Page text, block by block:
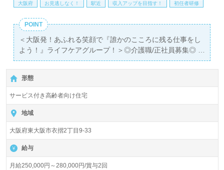
大阪府 お見逃しなく！ 駅近 収入アップを目指す！ 初任者研修
POINT
＜大阪発！あふれる笑顔で『誰かのこころに残る仕事をし
よう！』ライフケアグループ！＞◎介護職/正社員募集◎
【月給250,000円～280,000円/賞与2回】＊初任者研修以上
有資格者向け求人＊『長瀬駅』徒歩10分。
入居定員32名（30室/全室個室）『サービス付き高齢者向
け住宅一休東大阪』ライフケアグループ/株式会社ライフケ
ア（本社：大阪府東大阪市）様の運営です。大阪府、兵庫
県、滋賀県、東京都、埼玉県を中心に『福祉で創るワクワ
クする街づくり』をテーマに、高齢者介護、障がい者福
祉、保育、健康、医療分野で『驚きと感動』を提供されて
形態
サービス付き高齢者向け住宅
地域
大阪府東大阪市衣摺2丁目9-33
給与
月給250,000円～280,000円/賞与2回